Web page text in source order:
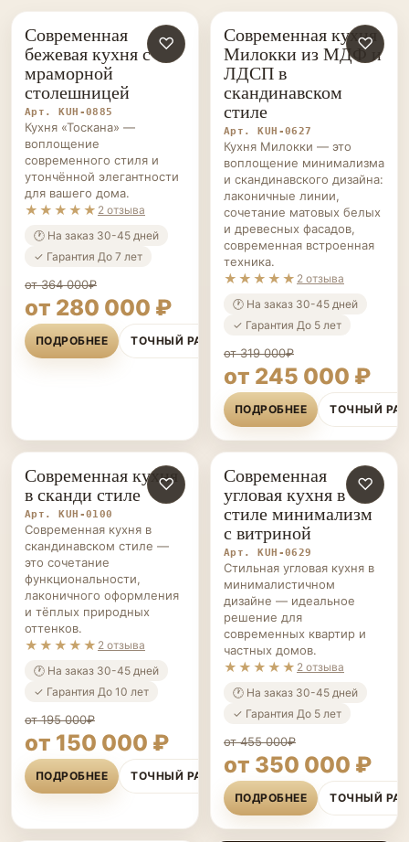
КУХНИ НА ЗАКАЗ ♡
Современная
бежевая кухня с
мраморной
столешницей
Арт. KUH-0885
Кухня «Тоскана» —
воплощение
современного стиля и
утончённой элегантности
для вашего дома.
★★★★★ 2 отзыва
🕐 На заказ 30-45 дней
✓ Гарантия До 7 лет
от 364 000₽
от 280 000 ₽
ПОДРОБНЕЕ ТОЧНЫЙ РАСЧЁТ
КУХНИ НА ЗАКАЗ ♡
Современная кухня
Милокки из МДФ и
ЛДСП в
скандинавском
стиле
Арт. KUH-0627
Кухня Милокки — это
воплощение минимализма
и скандинавского дизайна:
лаконичные линии,
сочетание матовых белых
и древесных фасадов,
современная встроенная
техника.
★★★★★ 2 отзыва
🕐 На заказ 30-45 дней
✓ Гарантия До 5 лет
от 319 000₽
от 245 000 ₽
ПОДРОБНЕЕ ТОЧНЫЙ
КУХНИ НА ЗАКАЗ ♡
Современная кухня
в сканди стиле
Арт. KUH-0100
Современная кухня в
скандинавском стиле —
это сочетание
функциональности,
лаконичного оформления
и тёплых природных
оттенков.
★★★★★ 2 отзыва
🕐 На заказ 30-45 дней
✓ Гарантия До 10 лет
от 195 000₽
от 150 000 ₽
ПОДРОБНЕЕ ТОЧНЫЙ РАСЧЁТ
КУХНИ НА ЗАКАЗ ♡
Современная
угловая кухня в
стиле минимализм
с витриной
Арт. KUH-0629
Стильная угловая кухня в
минималистичном
дизайне — идеальное
решение для
современных квартир и
частных домов.
★★★★★ 2 отзыва
🕐 На заказ 30-45 дней
✓ Гарантия До 5 лет
от 455 000₽
от 350 000 ₽
ПОДРОБНЕЕ ТОЧНЫЙ